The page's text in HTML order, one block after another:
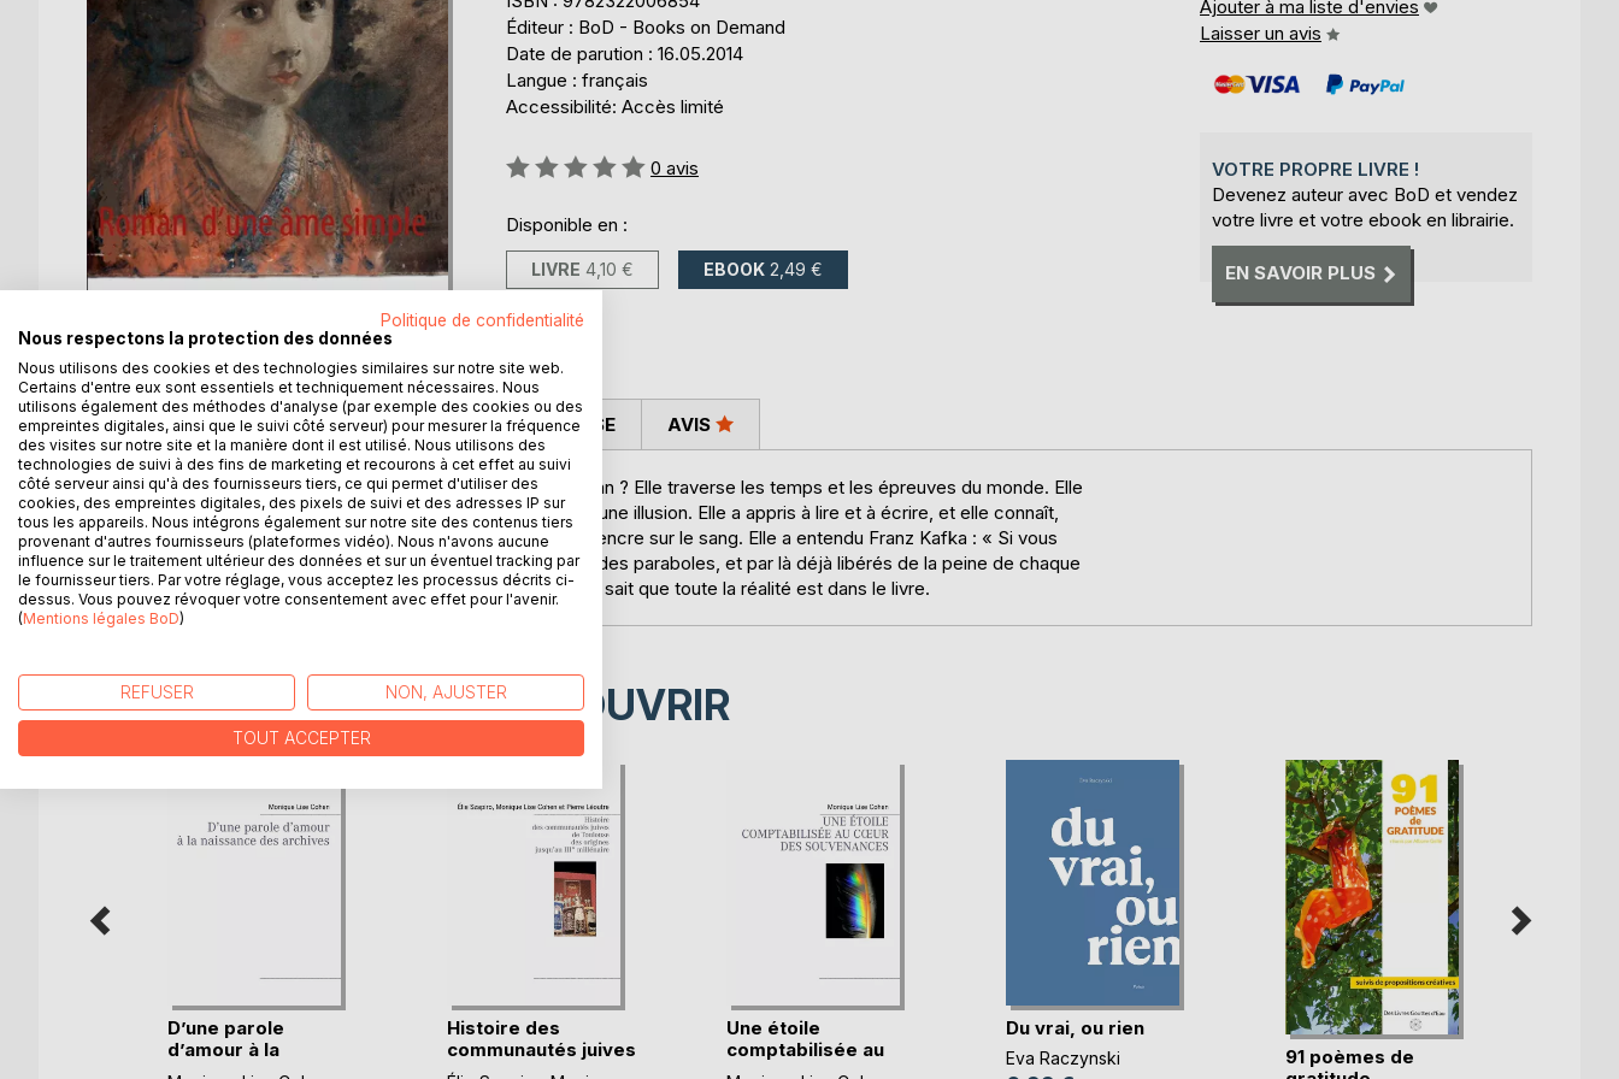
Éditeur : BoD - Books on Demand
Date de parution : 16.05.2014
Langue : français
Accessibilité: Accès limité
Évaluation:
0 avis
Disponible en :
LIVRE 4,10 € EBOOK 2,49 €
Ajouter à ma liste d'envies
Laisser un avis
VOTRE PROPRE LIVRE !
Devenez auteur avec BoD et vendez
votre livre et votre ebook en librairie.
EN SAVOIR PLUS
DESCRIPTION
Une âme simple. D’où vient la possibilité d’écrire son roman ? Elle traverse les temps et les épreuves du monde. Elle
sait que le monde - sa dureté - n’est pas une apparence, une illusion. Elle a appris à lire et à écrire, et elle connaît,
comme Abraham Aboulafia au XIIIè siècle, la victoire de l’encre sur le sang. Elle a entendu Franz Kafka : « Si vous
suiviez les paraboles, vous seriez vous-mêmes devenus des paraboles, et par là déjà libérés de la peine de chaque
jour. » (Max Brod, « À propos des paraboles », 1923). Elle sait que toute la réalité est dans le livre.
AUTEUR(S) CRITIQUES PRESSE AVIS
D’AUTRES TITRES À DÉCOUVRIR
D’une parole
d’amour à la
naissanc(...)
Histoire des
communautés juives
de(...)
Une étoile
comptabilisée au
cœur d(...)
Du vrai, ou rien
Eva Raczynski
91 poèmes de
Politique de confidentialité
Nous respectons la protection des données
Nous utilisons des cookies et des technologies similaires sur notre site web.
Certains d'entre eux sont essentiels et techniquement nécessaires. Nous
utilisons également des méthodes d'analyse (par exemple des cookies ou des
empreintes digitales, ainsi que le suivi côté serveur) pour mesurer la fréquence
des visites sur notre site et la manière dont il est utilisé. Nous utilisons des
technologies de suivi à des fins de marketing et recourons à cet effet au suivi
côté serveur ainsi qu'à des fournisseurs tiers, ce qui permet d'utiliser des
cookies, des empreintes digitales, des pixels de suivi et des adresses IP sur
tous les appareils. Nous intégrons également sur notre site des contenus tiers
provenant d'autres fournisseurs (plateformes vidéo). Nous n'avons aucune
influence sur le traitement ultérieur des données et sur un éventuel tracking par
le fournisseur tiers. Par votre réglage, vous acceptez les processus décrits ci-
dessus. Vous pouvez révoquer votre consentement avec effet pour l'avenir.
(Mentions légales BoD)
REFUSER NON, AJUSTER
TOUT ACCEPTER